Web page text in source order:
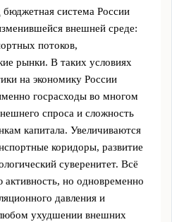
система России
внешней среде:
потоков,
рынки. В таких условиях
на экономику России
госрасходы во многом
спроса и сложность
капитала. Увеличиваются
коридоры, развитие
суверенитет. Всё
активность, но одновременно
давления и
ухудшении внешних